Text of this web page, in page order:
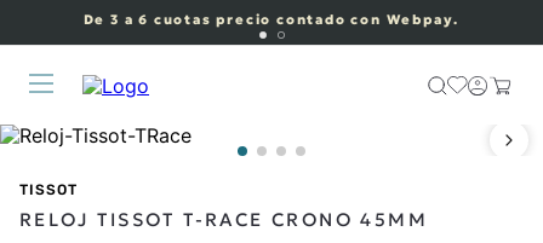
De 3 a 6 cuotas precio contado con Webpay.
TISSOT
RELOJ TISSOT T-RACE CRONO 45MM